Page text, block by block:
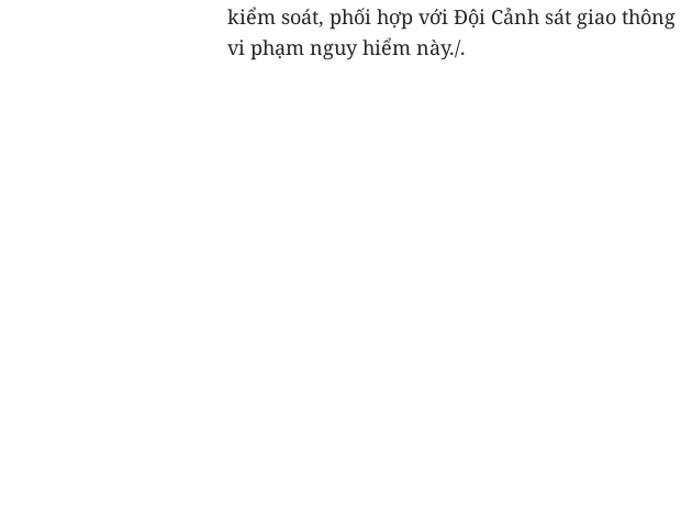
kiểm soát, phối hợp với Đội Cảnh sát giao
vi phạm nguy hiểm này./.